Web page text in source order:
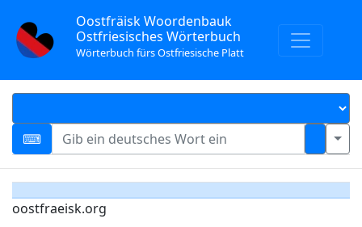
Oostfräisk Woordenbauk
Ostfriesisches Wörterbuch
Wörterbuch fürs Ostfriesische Platt
oostfraeisk.org